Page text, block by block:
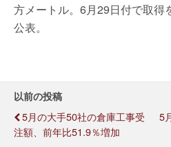
方メートル。6月29日付で取得
公表。
以前の投稿
5月の大手50社の倉庫工事受
注額、前年比51.9％増加
5